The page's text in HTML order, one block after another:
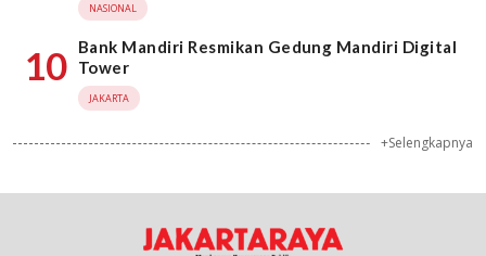
NASIONAL
10
Bank Mandiri Resmikan Gedung Mandiri Digital
Tower
JAKARTA
+Selengkapnya